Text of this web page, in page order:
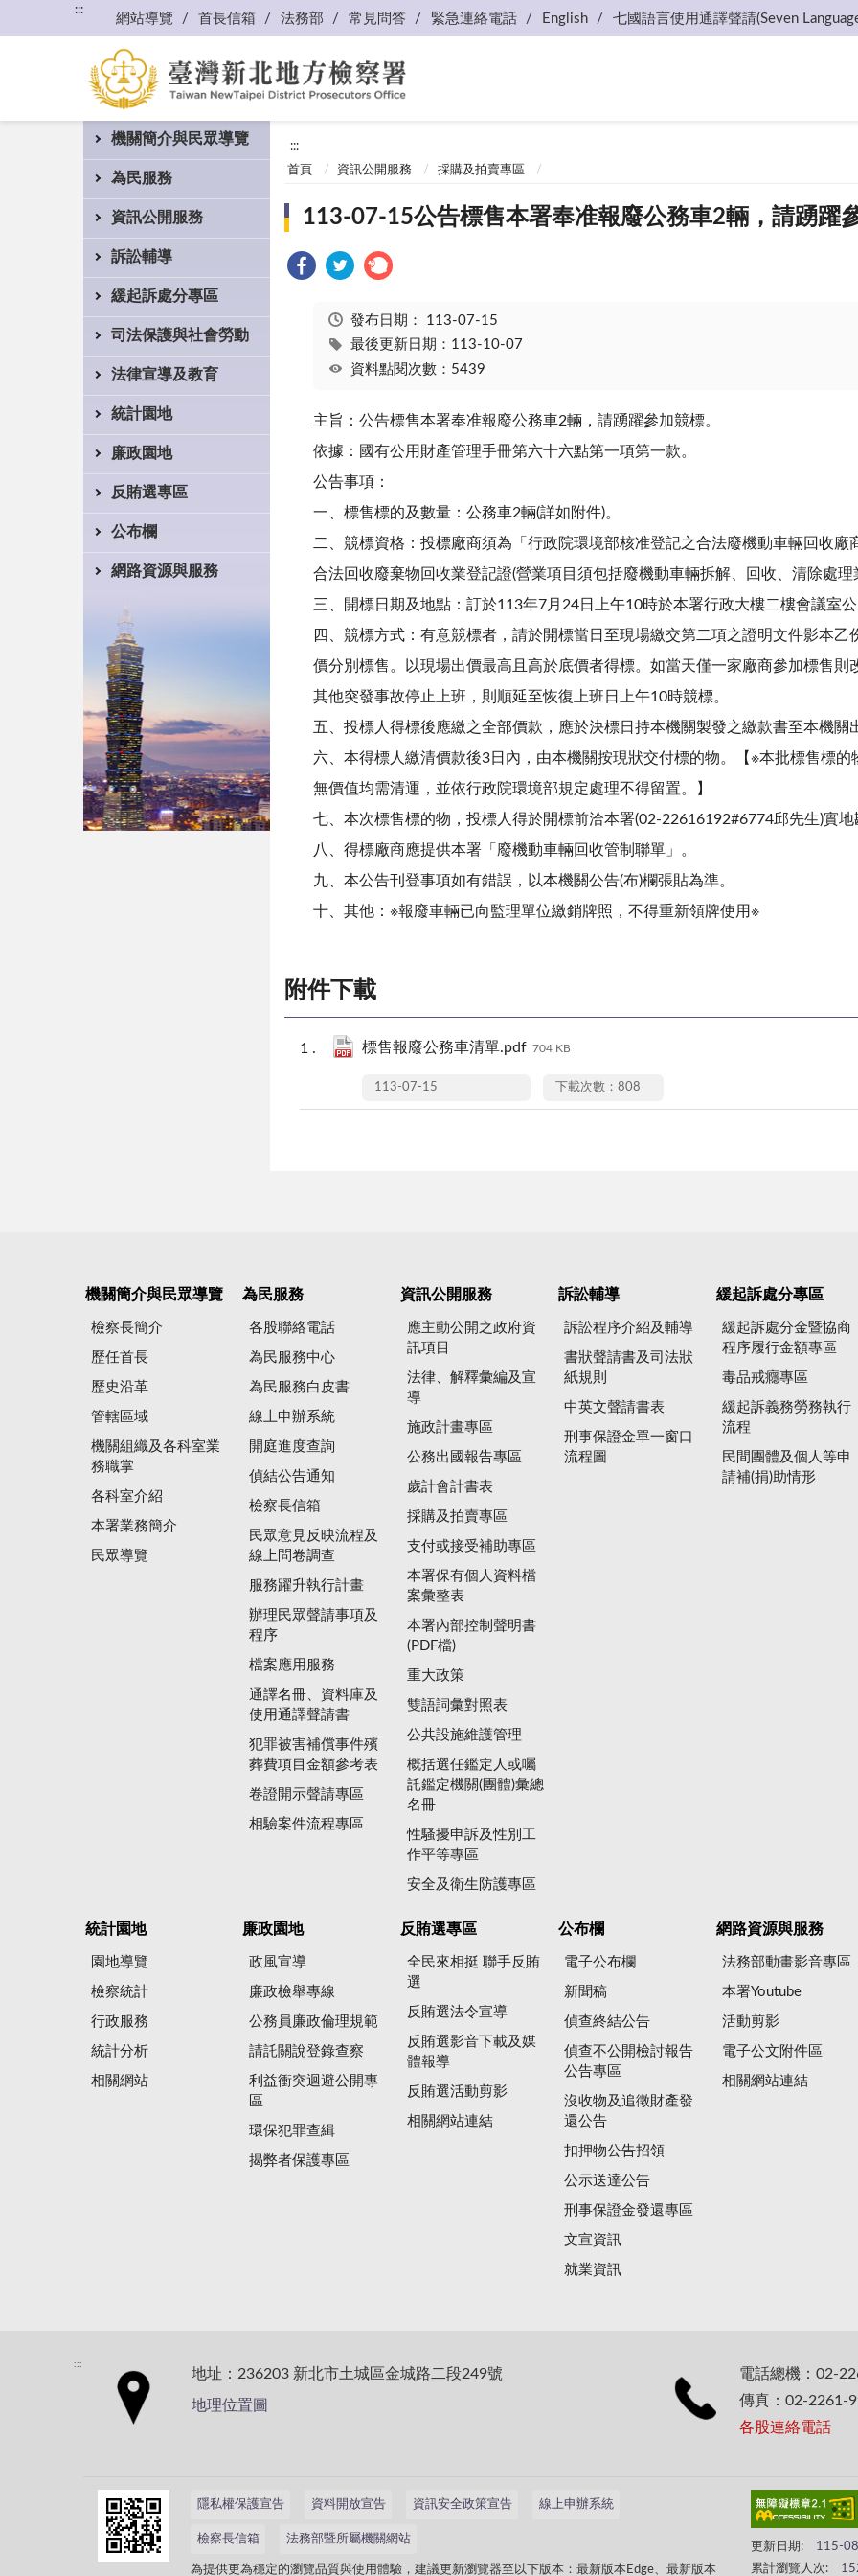
:::
網站導覽 首長信箱 法務部 常見問答 緊急連絡電話 English 七國語言使用通譯聲請(Seven
機關簡介與民眾導覽
為民服務
資訊公開服務
訴訟輔導
緩起訴處分專區
司法保護與社會勞動
法律宣導及教育
統計園地
廉政園地
反賄選專區
公布欄
網路資源與服務
:::
首頁 資訊公開服務 採購及拍賣專區
113-07-15公告標售本署奉准報廢公務車2輛，請踴躍
發布日期： 113-07-15
最後更新日期：113-10-07
資料點閱次數：5439
主旨：公告標售本署奉准報廢公務車2輛，請踴躍參加競標。
依據：國有公用財產管理手冊第六十六點第一項第一款。
公告事項：
一、標售標的及數量：公務車2輛(詳如附件)。
二、競標資格：投標廠商須為「行政院環境部核准登記之合法廢機動車輛回收
合法回收廢棄物回收業登記證(營業項目須包括廢機動車輛拆解、回收、清除處理
三、開標日期及地點：訂於113年7月24日上午10時於本署行政大樓二樓會議室
四、競標方式：有意競標者，請於開標當日至現場繳交第二項之證明文件影本
價分別標售。以現場出價最高且高於底價者得標。如當天僅一家廠商參加標售
其他突發事故停止上班，則順延至恢復上班日上午10時競標。
五、投標人得標後應繳之全部價款，應於決標日持本機關製發之繳款書至本機關
六、本得標人繳清價款後3日內，由本機關按現狀交付標的物。【※本批標售標
無價值均需清運，並依行政院環境部規定處理不得留置。】
七、本次標售標的物，投標人得於開標前洽本署(02-22616192#6774邱先生)實地
八、得標廠商應提供本署「廢機動車輛回收管制聯單」。
九、本公告刊登事項如有錯誤，以本機關公告(布)欄張貼為準。
十、其他：※報廢車輛已向監理單位繳銷牌照，不得重新領牌使用※
附件下載
標售報廢公務車清單.pdf 704 KB
113-07-15 下載次數：808
機關簡介與民眾導覽
檢察長簡介
歷任首長
歷史沿革
管轄區域
機關組織及各科室業
務職掌
各科室介紹
本署業務簡介
民眾導覽
為民服務
各股聯絡電話
為民服務中心
為民服務白皮書
線上申辦系統
開庭進度查詢
偵結公告通知
檢察長信箱
民眾意見反映流程及
線上問卷調查
服務躍升執行計畫
辦理民眾聲請事項及
程序
檔案應用服務
通譯名冊、資料庫及
使用通譯聲請書
犯罪被害補償事件殯
葬費項目金額參考表
卷證開示聲請專區
相驗案件流程專區
資訊公開服務
應主動公開之政府資
訊項目
法律、解釋彙編及宣
導
施政計畫專區
公務出國報告專區
歲計會計書表
採購及拍賣專區
支付或接受補助專區
本署保有個人資料檔
案彙整表
本署內部控制聲明書
(PDF檔)
重大政策
雙語詞彙對照表
公共設施維護管理
概括選任鑑定人或囑
託鑑定機關(團體)彙總
名冊
性騷擾申訴及性別工
作平等專區
安全及衛生防護專區
訴訟輔導
訴訟程序介紹及輔導
書狀聲請書及司法狀
紙規則
中英文聲請書表
刑事保證金單一窗口
流程圖
緩起訴處分專區
緩起訴處分金暨協商
程序履行金額專區
毒品戒癮專區
緩起訴義務勞務執行
流程
民間團體及個人等申
請補(捐)助情形
統計園地
園地導覽
檢察統計
行政服務
統計分析
相關網站
廉政園地
政風宣導
廉政檢舉專線
公務員廉政倫理規範
請託關說登錄查察
利益衝突迴避公開專
區
環保犯罪查緝
揭弊者保護專區
反賄選專區
全民來相挺 聯手反賄
選
反賄選法令宣導
反賄選影音下載及媒
體報導
反賄選活動剪影
相關網站連結
公布欄
電子公布欄
新聞稿
偵查終結公告
偵查不公開檢討報告
公告專區
沒收物及追徵財產發
還公告
扣押物公告招領
公示送達公告
刑事保證金發還專區
文宣資訊
就業資訊
網路資源與服務
法務部動畫影音專區
本署Youtube
活動剪影
電子公文附件區
相關網站連結
:::
地址：236203 新北市土城區金城路二段249號
地理位置圖
電話總機：02-
傳真：02-2261-
各股連絡電話
隱私權保護宣告 資料開放宣告 資訊安全政策宣告 線上申辦系統
檢察長信箱 法務部暨所屬機關網站
為提供更為穩定的瀏覽品質與使用體驗，建議更新瀏覽器至以下版本：最新版本Edge、最新版本
更新日期:
115-
累計瀏覽人次: